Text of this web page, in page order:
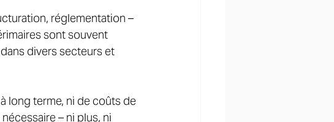
réglementation –
sont souvent
divers secteurs et
long terme, ni de coûts de
– ni plus, ni